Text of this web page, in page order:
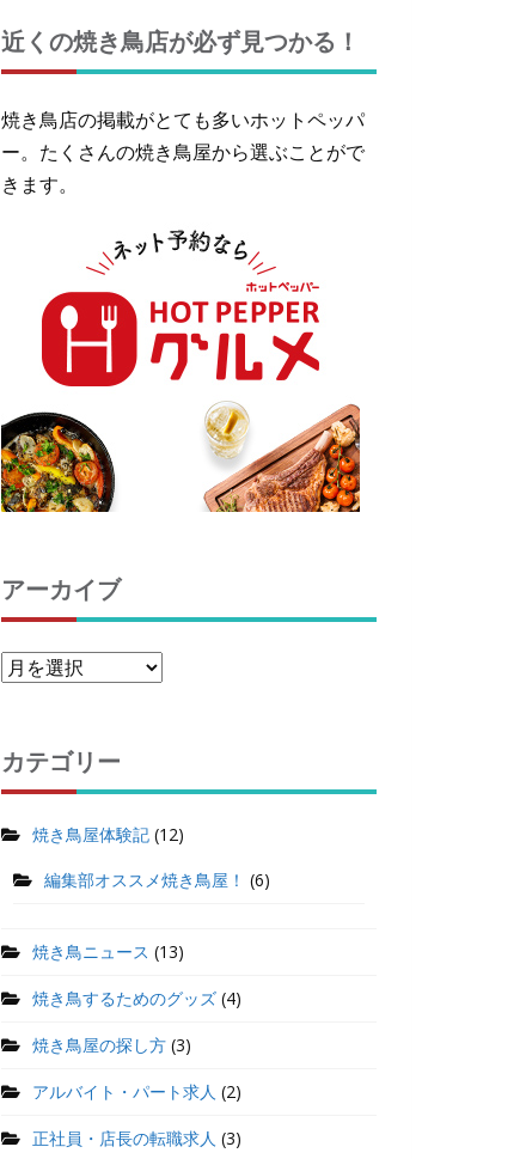
近くの焼き鳥店が必ず見つかる！
焼き鳥店の掲載がとても多いホットペッパ
ー。たくさんの焼き鳥屋から選ぶことがで
きます。
アーカイブ
カテゴリー
焼き鳥屋体験記 (12)
編集部オススメ焼き鳥屋！ (6)
焼き鳥ニュース (13)
焼き鳥するためのグッズ (4)
焼き鳥屋の探し方 (3)
アルバイト・パート求人 (2)
正社員・店長の転職求人 (3)